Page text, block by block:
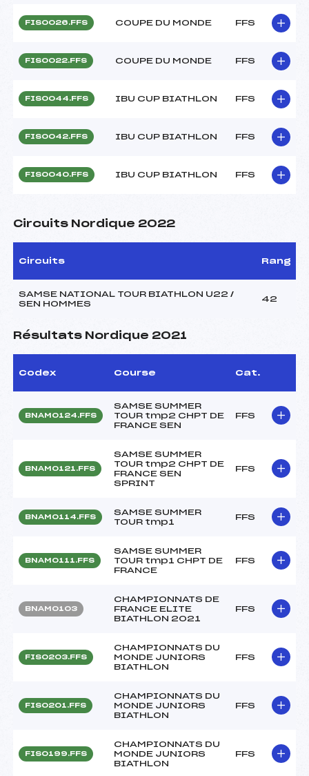
FIS0026.FFS COUPE DU MONDE FFS
FIS0022.FFS COUPE DU MONDE FFS
FIS0044.FFS IBU CUP BIATHLON FFS
FIS0042.FFS IBU CUP BIATHLON FFS
FIS0040.FFS IBU CUP BIATHLON FFS
Circuits Nordique 2022
Circuits Rang
SAMSE NATIONAL TOUR BIATHLON U22 /
SEN HOMMES
42
Résultats Nordique 2021
Codex Course Cat.
BNAM0124.FFS
SAMSE SUMMER
TOUR tmp2 CHPT DE
FRANCE SEN
FFS
BNAM0121.FFS
SAMSE SUMMER
TOUR tmp2 CHPT DE
FRANCE SEN
SPRINT
FFS
BNAM0114.FFS
SAMSE SUMMER
TOUR tmp1
FFS
BNAM0111.FFS
SAMSE SUMMER
TOUR tmp1 CHPT DE
FRANCE
FFS
BNAM0103
CHAMPIONNATS DE
FRANCE ELITE
BIATHLON 2021
FFS
FIS0203.FFS
CHAMPIONNATS DU
MONDE JUNIORS
BIATHLON
FFS
FIS0201.FFS
CHAMPIONNATS DU
MONDE JUNIORS
BIATHLON
FFS
FIS0199.FFS
CHAMPIONNATS DU
MONDE JUNIORS
BIATHLON
FFS